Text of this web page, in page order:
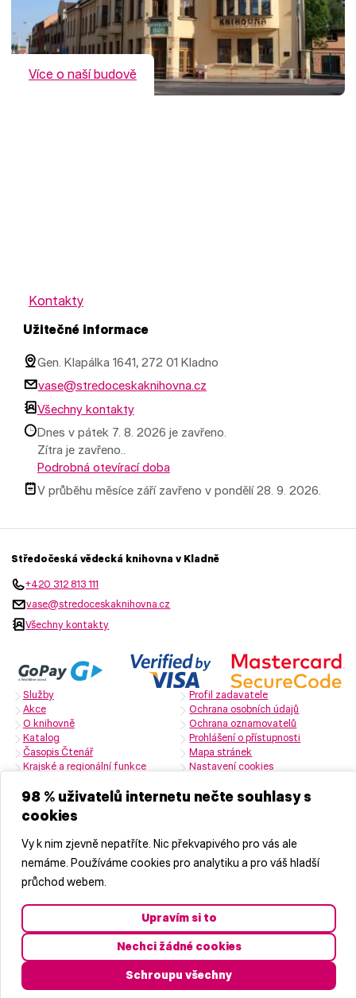
98 % uživatelů internetu nečte souhlasy s
cookies
Vy k nim zjevně nepatříte. Nic překvapivého pro vás ale
nemáme. Používáme cookies pro analytiku a pro váš hladší
průchod webem.
Upravím si to
Nechci žádné cookies
Schroupu všechny
Více o naší budově
Kontakty
Užitečné informace
Gen. Klapálka 1641, 272 01 Kladno
vase@stredoceskaknihovna.cz
Všechny kontakty
Dnes v pátek 7. 8. 2026 je zavřeno.
Zítra je zavřeno..
Podrobná otevírací doba
V průběhu měsíce září zavřeno v pondělí 28. 9. 2026.
Středočeská vědecká knihovna v Kladně
+420 312 813 111
vase@stredoceskaknihovna.cz
Všechny kontakty
Služby
Akce
O knihovně
Katalog
Časopis Čtenář
Krajské a regionální funkce
Profil zadavatele
Ochrana osobních údajů
Ochrana oznamovatelů
Prohlášení o přístupnosti
Mapa stránek
Nastavení cookies
Naši partneři
© 2026 Středočeská vědecká knihovna v Kladně, příspěvková
organizace